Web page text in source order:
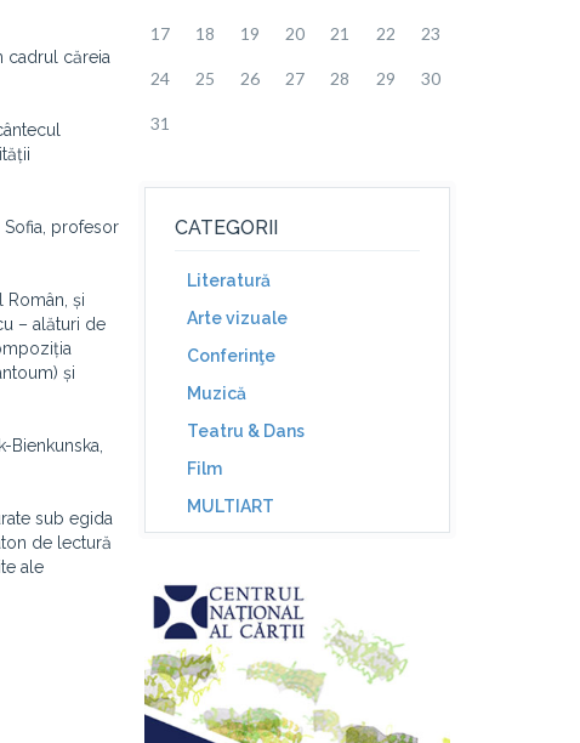
cadrul căreia
profesor
Român, și
– alături de
și
sub egida
de lectură
ale
17 18 19 20 21 22 23
24 25 26 27 28 29 30
31
CATEGORII
Literatură
Arte vizuale
Conferinţe
Muzică
Teatru & Dans
Film
MULTIART